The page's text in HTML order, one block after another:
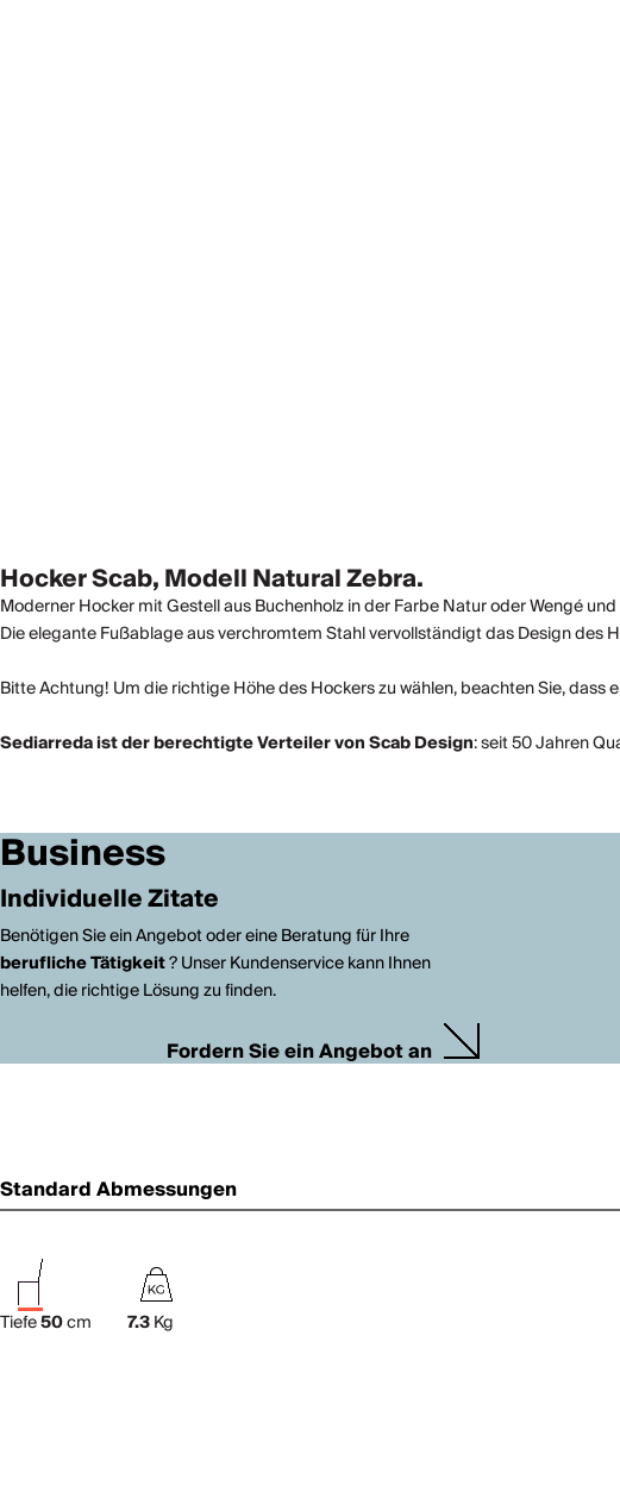
Hocker Scab, Modell Natural Zebra.
Moderner Hocker mit Gestell aus Buchenholz in der Farbe Natur oder Wengé
Die elegante Fußablage aus verchromtem Stahl vervollständigt das Design des
Bitte Achtung! Um die richtige Höhe des Hockers zu wählen, beachten Sie,
Sediarreda ist der berechtigte Verteiler von Scab Design: seit 50 Jahren
Business
Individuelle Zitate
Benötigen Sie ein Angebot oder eine Beratung für Ihre
berufliche Tätigkeit? Unser Kundenservice kann Ihnen
helfen, die richtige Lösung zu finden.
Fordern Sie ein Angebot an
Standard Abmessungen
Tiefe50cm 7.3Kg